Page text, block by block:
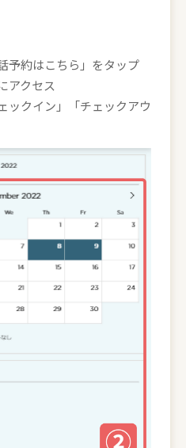
予約はこちら」をタップ
アクセス
クイン」「チェックアウ